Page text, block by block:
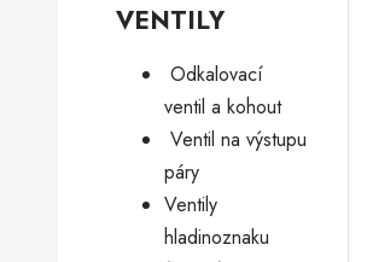
VENTILY
­ Odkalovací
ventil a kohout
­ Ventil na výstupu
páry
Ventily
hladinoznaku